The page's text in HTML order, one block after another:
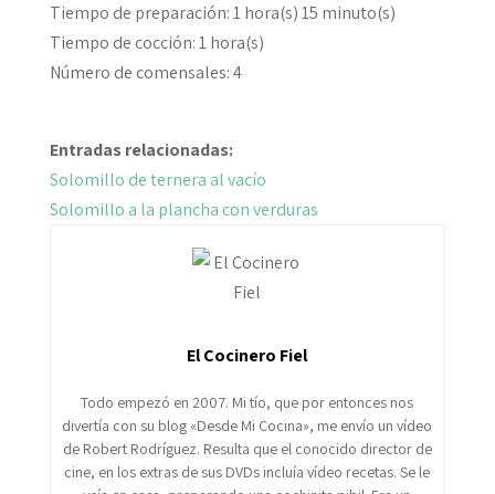
Tiempo de preparación:1 hora(s) 15 minuto(s)
Tiempo de cocción:1 hora(s)
Número de comensales:4
Entradas relacionadas:
Solomillo de ternera al vacío
Solomillo a la plancha con verduras
El Cocinero Fiel
Todo empezó en 2007. Mi tío, que por entonces nos
divertía con su blog «Desde Mi Cocina», me envío un vídeo
de Robert Rodríguez. Resulta que el conocido director de
cine, en los extras de sus DVDs incluía vídeo recetas. Se le